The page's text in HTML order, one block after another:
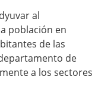
al
población en
de las
de
a los sectores